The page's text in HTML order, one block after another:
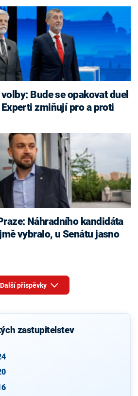
zmiňují pro a proti
Náhradního kandidáta
vybralo, u Senátu jasno
Další příspěvky
zastupitelstev